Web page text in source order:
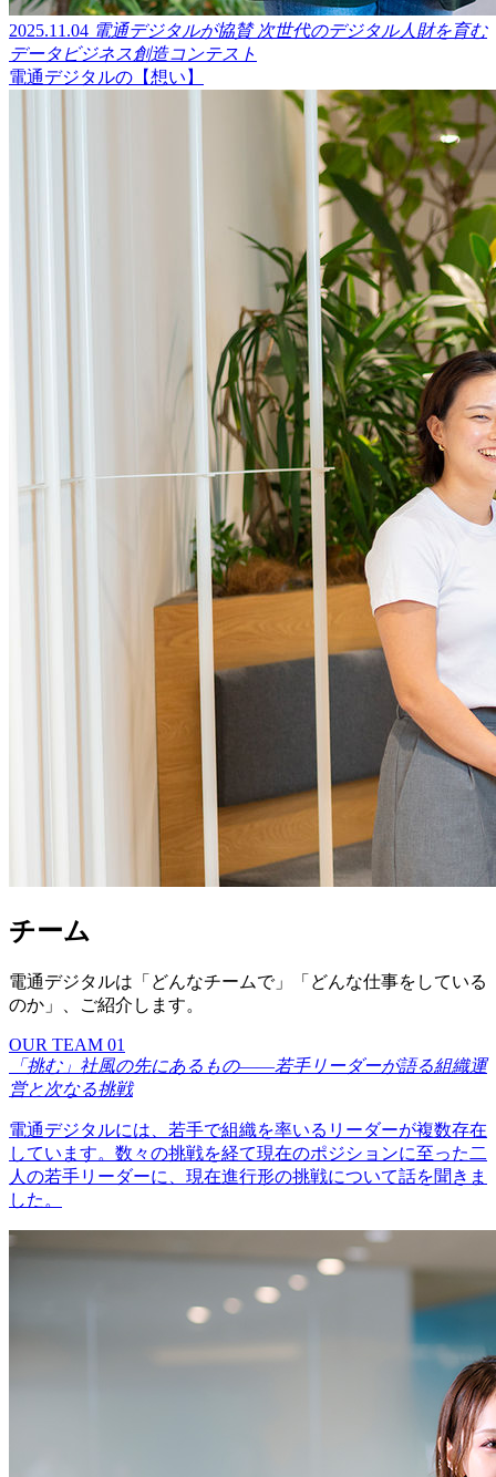
2025.11.04 電通デジタルが協賛 次世代のデジタル人財を育む
データビジネス創造コンテスト
電通デジタルの【想い】
チーム
電通デジタルは「どんなチームで」「どんな仕事をしている
のか」、ご紹介します。
OUR TEAM 01
「挑む」社風の先にあるもの――若手リーダーが語る組織運
営と次なる挑戦
電通デジタルには、若手で組織を率いるリーダーが複数存在
しています。数々の挑戦を経て現在のポジションに至った二
人の若手リーダーに、現在進行形の挑戦について話を聞きま
した。